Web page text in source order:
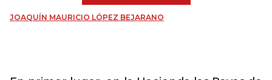
JOAQUÍN MAURICIO LÓPEZ BEJARANO